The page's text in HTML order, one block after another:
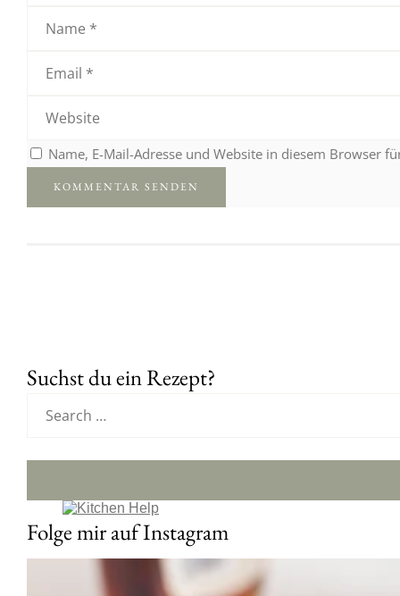
Name, E-Mail-Adresse und Website in diesem Browser
Suchst du ein Rezept?
Folge mir auf Instagram